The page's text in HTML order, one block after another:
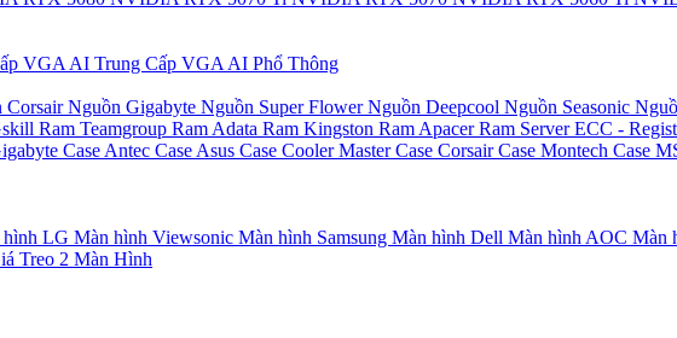
VGA AI Trung Cấp VGA AI Phổ Thông
CorsairNguồn Gigabyte Nguồn Super FlowerNguồn Deepcool Nguồn Seasonic
Ram Teamgroup Ram Adata Ram Kingston Ram ApacerRam Server ECC -
Case Antec Case Asus Case Cooler MasterCase CorsairCase Montech Case
hình LG Màn hình Viewsonic Màn hình Samsung Màn hình Dell Màn hình AOC Màn
Treo 2 Màn Hình